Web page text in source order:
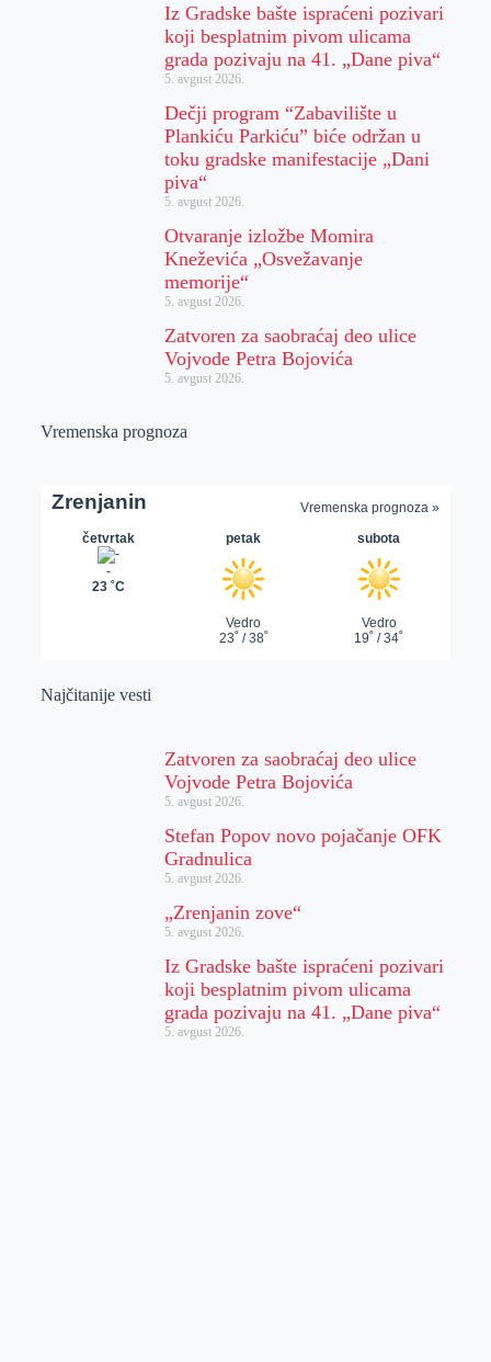
Iz Gradske bašte ispraćeni pozivari
koji besplatnim pivom ulicama
grada pozivaju na 41. „Dane piva“
5. avgust 2026.
Dečji program “Zabavilište u
Plankiću Parkiću” biće održan u
toku gradske manifestacije „Dani
piva“
5. avgust 2026.
Otvaranje izložbe Momira
Kneževića „Osvežavanje
memorije“
5. avgust 2026.
Zatvoren za saobraćaj deo ulice
Vojvode Petra Bojovića
5. avgust 2026.
Vremenska prognoza
Najčitanije vesti
Zatvoren za saobraćaj deo ulice
Vojvode Petra Bojovića
5. avgust 2026.
Stefan Popov novo pojačanje OFK
Gradnulica
5. avgust 2026.
„Zrenjanin zove“
5. avgust 2026.
Iz Gradske bašte ispraćeni pozivari
koji besplatnim pivom ulicama
grada pozivaju na 41. „Dane piva“
5. avgust 2026.